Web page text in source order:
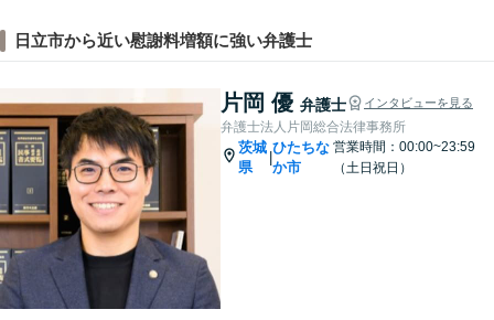
日立市から近い慰謝料増額に強い弁護士
片岡 優 弁護士 インタビューを見る
弁護士法人片岡総合法律事務所
茨城
県
ひたちな
か市
営業時間：00:00~23:59
（土日祝日）